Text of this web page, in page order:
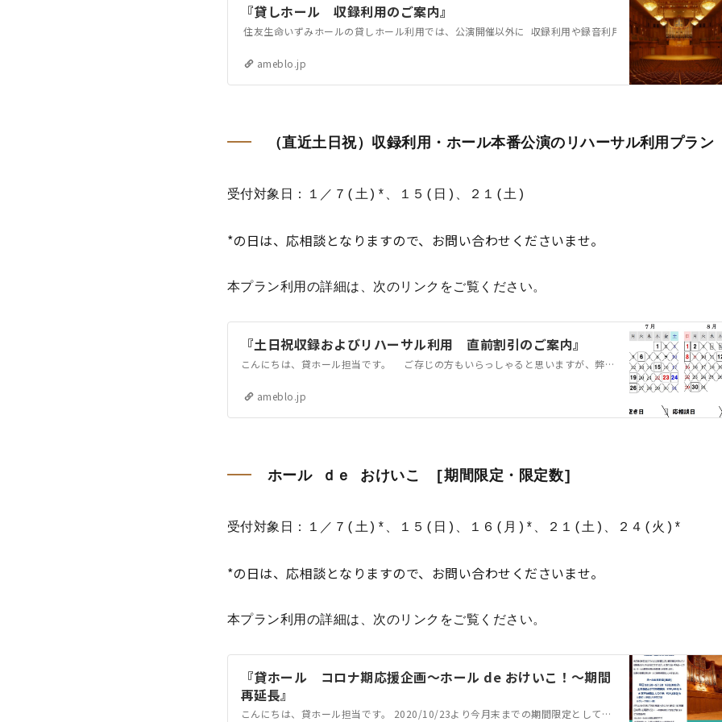
『貸しホール 収録利用のご案内』
住友生命いずみホールの貸しホール利用では、公演開催以外に 収録利用や録音利用でもご利用いただけ
ameblo.jp
（直近土日祝）収録利用・ホール本番公演のリハーサル利用プラン
受付対象日：１／７(土)*、１５(日)、２１(土)
*の日は、応相談となりますので、お問い合わせくださいませ。
本プラン利用の詳細は、次のリンクをご覧ください。
『土日祝収録およびリハーサル利用 直前割引のご案内』
こんにちは、貸ホール担当です。 ご存じの方もいらっしゃると思いますが、弊ホールは公演利用以外にも、収録利用や弊ホール開催公演のリハーサル利用が可能です。この…
ameblo.jp
ホール ｄｅ おけいこ [期間限定・限定数]
受付対象日：１／７(土)*、１５(日)、１６(月)*、２１(土)、２４(火)*
*の日は、応相談となりますので、お問い合わせくださいませ。
本プラン利用の詳細は、次のリンクをご覧ください。
『貸ホール コロナ期応援企画～ホール de おけいこ！～期間
再延長』
こんにちは、貸ホール担当です。 2020/10/23より今月末までの期間限定としておりました「コロナ期応援企画～ホール de おけいこ！～」プランを継続するこ…